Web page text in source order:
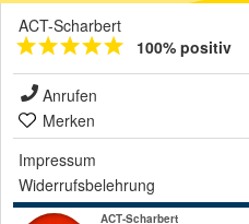
ACT-Scharbert
100% positiv
Anrufen
Merken
Impressum
Widerrufsbelehrung